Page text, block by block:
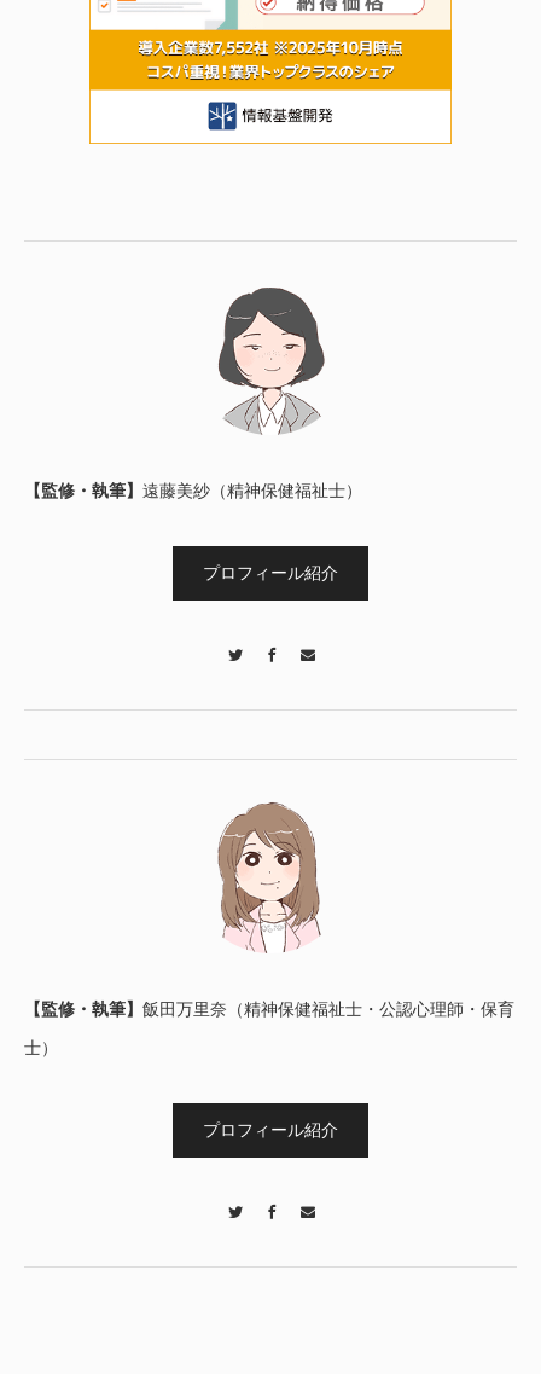
【監修・執筆】 遠藤美紗（精神保健福祉士）
プロフィール紹介
【監修・執筆】 飯田万里奈（精神保健福祉士・公認心理師・保育
士）
プロフィール紹介